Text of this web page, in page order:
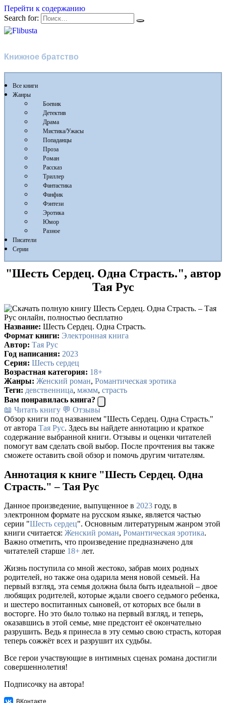
Перейти к содержанию
Search for:
Книжное братство
Все книги
Жанры
Боевик
Детектив
Драма
Мистика/Ужасы
Попаданцы
Проза
Роман
Рассказ
Триллер
Фантастика
Фанфик
Фэнтези
Эротика
Юмор
Разное
Писатели
Серии
"Шесть Сердец. Одна Страсть.", автор
Тая Рус
Название: Шесть Сердец. Одна Страсть.
Формат книги: Электронная книга
Автор: Тая Рус
Год написания: 2023
Серия: Шесть сердец
Возрастная категория: 18+
Жанры: Женский роман, Романтическая эротика
Теги: девственница, мжмм, страсть
Вам понравилась книга?
📖 Читать книгу 💬 Отзывы
Обзор книги под названием "Шесть Сердец. Одна Страсть."
от автора Тая Рус. Здесь вы найдете аннотацию и краткое
содержание выбранной книги. Отзывы и оценки читателей
помогут вам сделать свой выбор. После прочтения вы также
сможете оставить свой обзор и помочь другим читателям.
Аннотация к книге "Шесть Сердец. Одна
Страсть." – Тая Рус
Данное произведение, выпущенное в 2023 году, в
электронном формате на русском языке, является частью
серии "Шесть сердец". Основным литературным жанром этой
книги считается: Женский роман, Романтическая эротика.
Важно отметить, что произведение предназначено для
читателей старше 18+ лет.
Жизнь поступила со мной жестоко, забрав моих родных
родителей, но также она одарила меня новой семьей. На
первый взгляд, эта семья должна была быть идеальной – двое
любящих родителей, которые ждали своего седьмого ребенка,
и шестеро воспитанных сыновей, от которых все были в
восторге. Но это было только на первый взгляд, и теперь,
оказавшись в этой семье, мне предстоит её окончательно
разрушить. Ведь я принесла в эту семью свою страсть, которая
теперь сожжёт всех и разрушит их судьбы.
Все герои участвующие в интимных сценах романа достигли
совершеннолетия!
Подписочку на автора!